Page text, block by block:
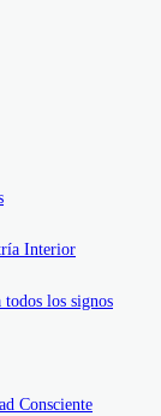
Interior
los signos
Consciente